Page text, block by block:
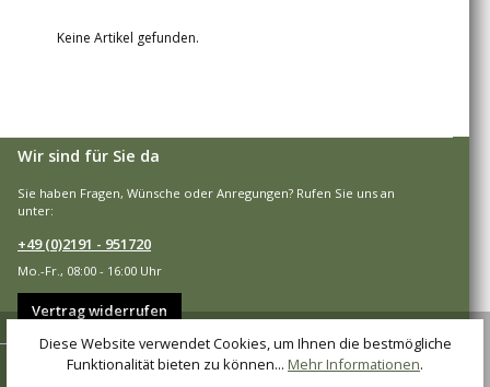
Keine Artikel gefunden.
Wir sind für Sie da
Sie haben Fragen, Wünsche oder Anregungen? Rufen Sie uns an
unter:
+49 (0)2191 - 951720
Mo.-Fr., 08:00 - 16:00 Uhr
Vertrag widerrufen
Shop-Service
Diese Website verwendet Cookies, um Ihnen die bestmögliche
Funktionalität bieten zu können... Mehr Informationen.